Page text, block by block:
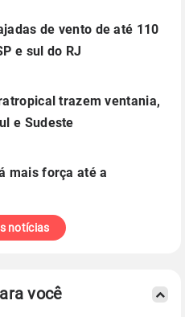
de vento de até 110
e sul do RJ
trazem ventania,
e Sudeste
mais força até a
notícias
você